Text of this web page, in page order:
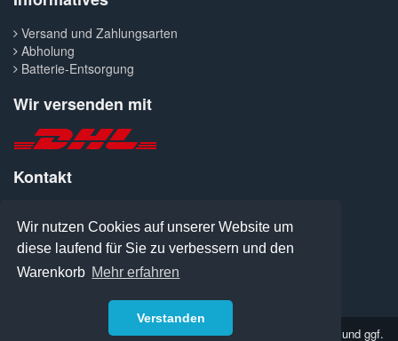
Wir nutzen Cookies auf unserer Website um
diese laufend für Sie zu verbessern und den
Warenkorb Mehr erfahren
Verstanden
Versand und Zahlungsarten
Abholung
Batterie-Entsorgung
Wir versenden mit
Kontakt
Fax: 0371-413041
E-Mail: welcome@pcanymore.de
PCanymore Mailorder-Service
Florastraße 6, 09131 Chemnitz
Alle Preise inkl. gesetzl. Mehrwertsteuer
und ggf.